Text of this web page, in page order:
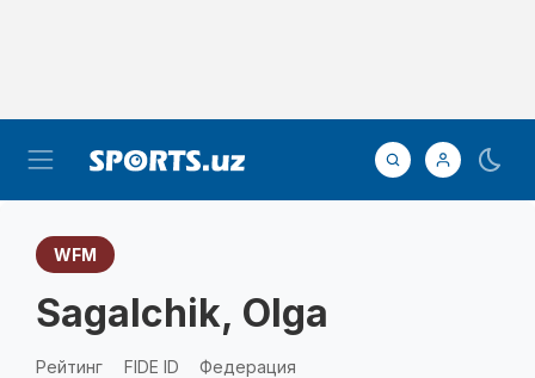
WFM
Sagalchik, Olga
Рейтинг FIDE ID Федерация